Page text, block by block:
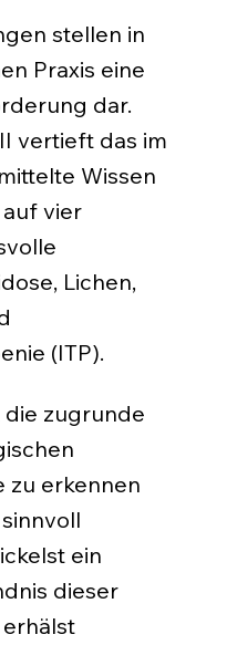
stellen in
Praxis eine
dar.
vertieft das im
Wissen
vier
Lichen,
(ITP).
die zugrunde
zu erkennen
ein
dieser